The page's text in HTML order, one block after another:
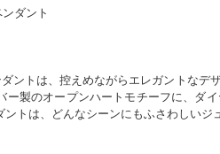
ダント
ントは、控えめながらエレガントなデ
ー製のオープンハートモチーフに、ダ
ントは、どんなシーンにもふさわしいジ